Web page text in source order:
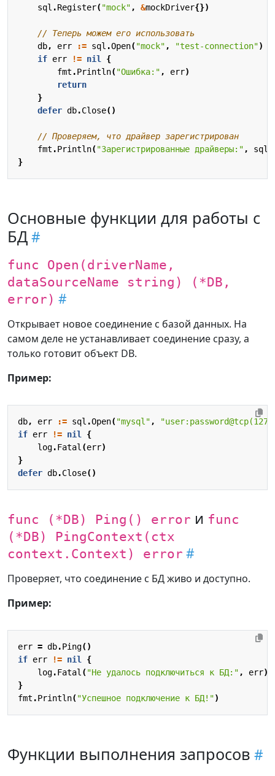
sql .Register("mock" , &mockDriver{})
// Теперь можем его использовать
db, err := sql .Open("mock" , "test-connection")
if err != nil
{
fmt .Println("Ошибка:" , err)
return
}
defer db.Close()
// Проверяем, что драйвер зарегистрирован
fmt .Println("Зарегистрированные драйверы:" , sql
}
Основные функции для работы с
БД
func Open(driverName,
dataSourceName string) (*DB,
error)
Открывает новое соединение с базой данных. На
самом деле не устанавливает соединение сразу, а
только готовит объект DB.
Пример:
db, err := sql .Open("mysql" ,
if err != nil
{
log.Fatal (err)
}
defer db.Close()
func (*DB) Ping() error и func
(*DB) PingContext(ctx
context.Context) error
Проверяет, что соединение с БД живо и доступно.
Пример:
err = db.Ping()
if err != nil
{
log.Fatal ("Не удалось подключиться к БД:" , err)
}
fmt .Println("Успешное подключение к БД!")
Функции выполнения запросов